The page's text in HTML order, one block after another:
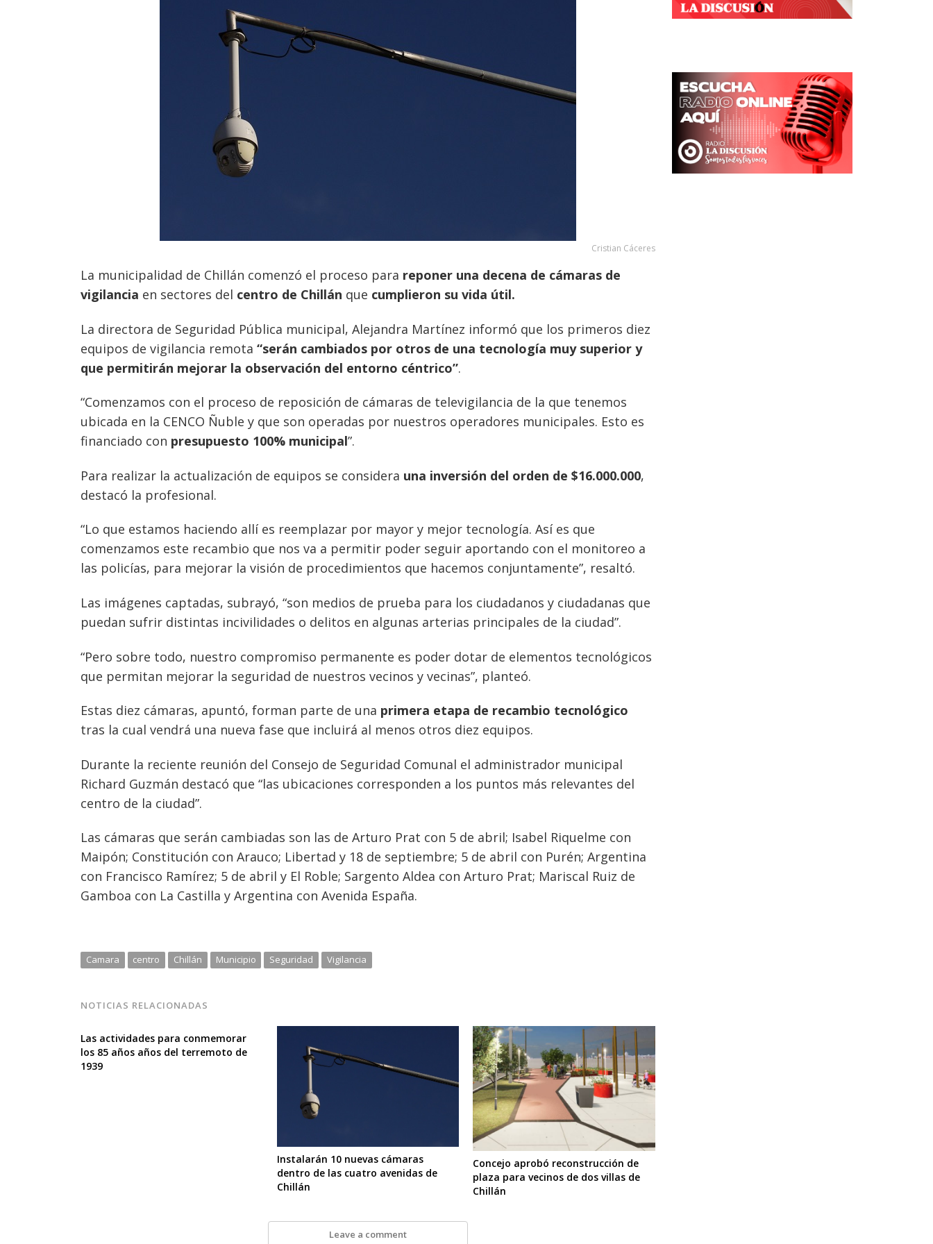
Cristian Cáceres
La municipalidad de Chillán comenzó el proceso para reponer una decena de cámaras de
vigilancia en sectores del centro de Chillán que cumplieron su vida útil.
La directora de Seguridad Pública municipal, Alejandra Martínez informó que los primeros diez
equipos de vigilancia remota “serán cambiados por otros de una tecnología muy superior y
que permitirán mejorar la observación del entorno céntrico”.
“Comenzamos con el proceso de reposición de cámaras de televigilancia de la que tenemos
ubicada en la CENCO Ñuble y que son operadas por nuestros operadores municipales. Esto es
financiado con presupuesto 100% municipal”.
Para realizar la actualización de equipos se considera una inversión del orden de $16.000.000,
destacó la profesional.
“Lo que estamos haciendo allí es reemplazar por mayor y mejor tecnología. Así es que
comenzamos este recambio que nos va a permitir poder seguir aportando con el monitoreo a
las policías, para mejorar la visión de procedimientos que hacemos conjuntamente”, resaltó.
Las imágenes captadas, subrayó, “son medios de prueba para los ciudadanos y ciudadanas que
puedan sufrir distintas incivilidades o delitos en algunas arterias principales de la ciudad”.
“Pero sobre todo, nuestro compromiso permanente es poder dotar de elementos tecnológicos
que permitan mejorar la seguridad de nuestros vecinos y vecinas”, planteó.
Estas diez cámaras, apuntó, forman parte de una primera etapa de recambio tecnológico
tras la cual vendrá una nueva fase que incluirá al menos otros diez equipos.
Durante la reciente reunión del Consejo de Seguridad Comunal el administrador municipal
Richard Guzmán destacó que “las ubicaciones corresponden a los puntos más relevantes del
centro de la ciudad”.
Las cámaras que serán cambiadas son las de Arturo Prat con 5 de abril; Isabel Riquelme con
Maipón; Constitución con Arauco; Libertad y 18 de septiembre; 5 de abril con Purén; Argentina
con Francisco Ramírez; 5 de abril y El Roble; Sargento Aldea con Arturo Prat; Mariscal Ruiz de
Gamboa con La Castilla y Argentina con Avenida España.
Camara centro Chillán Municipio Seguridad Vigilancia
NOTICIAS RELACIONADAS
Las actividades para conmemorar
los 85 años años del terremoto de
1939
Instalarán 10 nuevas cámaras
dentro de las cuatro avenidas de
Chillán
Concejo aprobó reconstrucción de
plaza para vecinos de dos villas de
Chillán
Leave a comment
Navegación